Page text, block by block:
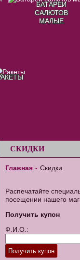
БАТАРЕИ
САЛЮТОВ
МАЛЫЕ
СКИДКИ
Главная - Скидки
Распечатайте
посещении нашего
Получить купон
Ф.И.О.: